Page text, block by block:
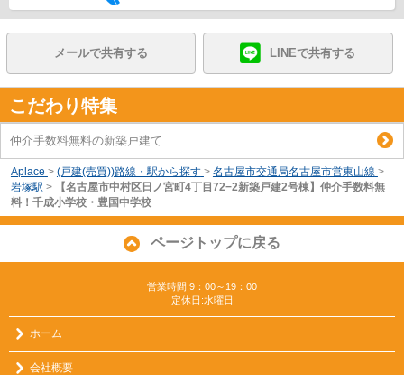
メールで共有する LINEで共有する
こだわり特集
仲介手数料無料の新築戸建て
Aplace > (戸建(売買))路線・駅から探す > 名古屋市交通局名古屋市営東山線 >
岩塚駅 >
【名古屋市中村区日ノ宮町4丁目72−2新築戸建2号棟】仲介手数料無
料！千成小学校・豊国中学校
ページトップに戻る
営業時間:9：00～19：00
定休日:水曜日
ホーム
会社概要